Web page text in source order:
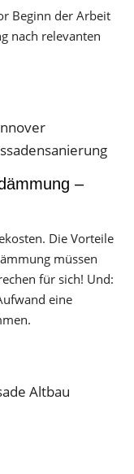
Beginn der Arbeit
nach relevanten
–
Die Vorteile
müssen
für sich! Und:
eine